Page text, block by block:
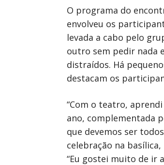
O programa do
envolveu os
levada a cabo pelo
outro sem pedir nada
distraídos. Há
destacam os
“Com o teatro,
ano, complementada
que devemos ser
celebração na
“Eu gostei muito de ir